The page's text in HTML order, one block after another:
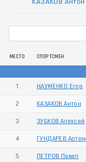
КАЗАКОВ Антон
МЕСТО СПОРТСМЕН
1 НАУМЕНКО Егор
2 КАЗАКОВ Антон
3 ЗУБКОВ Алексей
4 ГУНДАРЕВ Артем
5 ПЕТРОВ Павел